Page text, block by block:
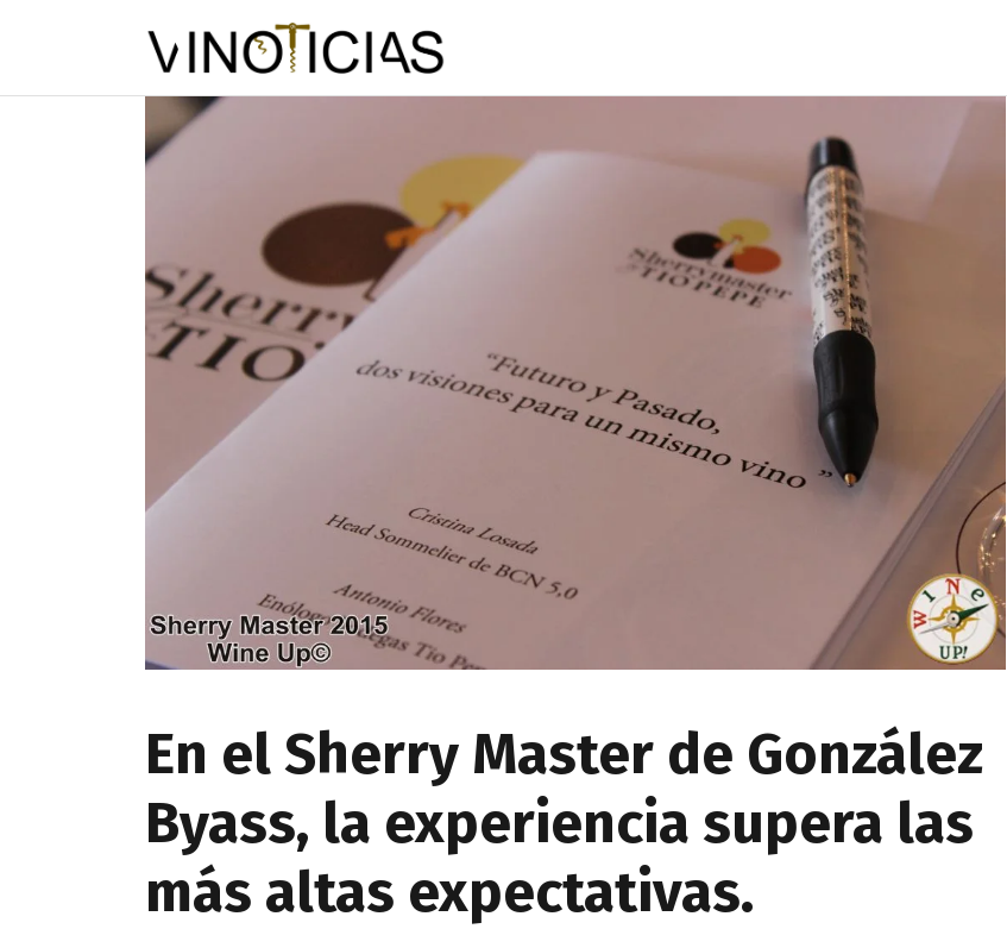
En el Sherry Master de González
Byass, la experiencia supera las
más altas expectativas.